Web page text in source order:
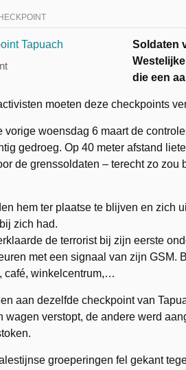
Soldaten
die een
moeten deze checkpoints
vorige woensdag 6 maart de
gedroeg. Op 40 meter afstand
de grenssoldaten – terecht zo
hem ter plaatse te blijven en zich
zich had.
de terrorist bij zijn eerste
met een signaal van zijn GSM.
café, winkelcentrum,…
aan dezelfde checkpoint van
wagen verstopt, de andere werd
groeperingen fel gekant